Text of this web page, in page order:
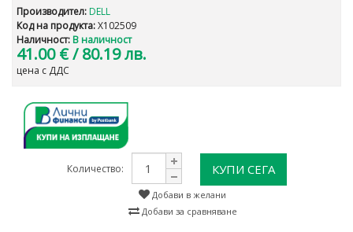
Производител: DELL
Код на продукта:X102509
Наличност: В наличност
41.00 €/ 80.19 лв.
цена с ДДС
Количество: КУПИ СЕГА
Добави в желани
Добави за сравняване